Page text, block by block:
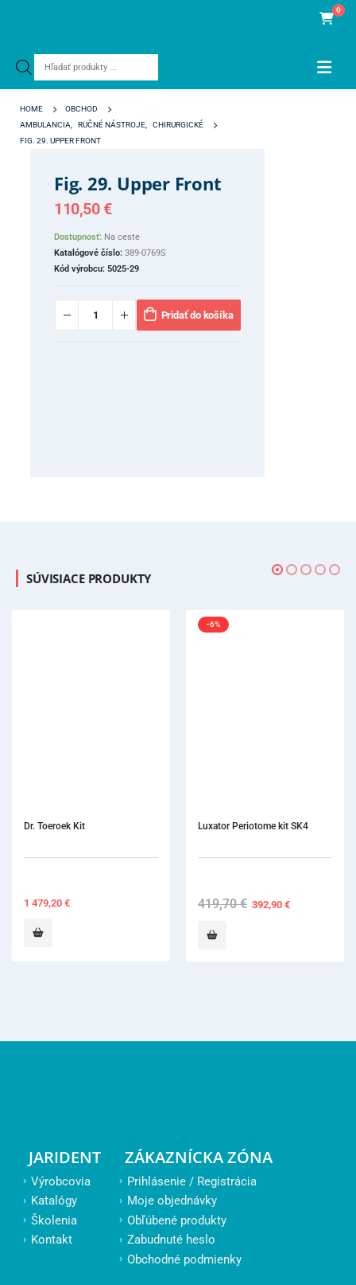
Products
0
HOME
OBCHOD
AMBULANCIA
RUČNÉ NÁSTROJE
CHIRURGICKÉ
FIG. 29. UPPER FRONT
Fig. 29. Upper Front
110,50 €
Dostupnosť: Na ceste
Katalógové číslo: 389-0769S
Kód výrobcu: 5025-29
Pridať do košíka
SÚVISIACE PRODUKTY
Dr. Toeroek Kit
1 479,20 €
-6%
Luxator Periotome kit SK4
419,70€ Original
price
392,90€Current
JARIDENT
Výrobcovia
Katalógy
Školenia
Kontakt
ZÁKAZNÍCKA ZÓNA
Prihlásenie / Registrácia
Moje objednávky
Obľúbené produkty
Zabudnuté heslo
Obchodné podmienky